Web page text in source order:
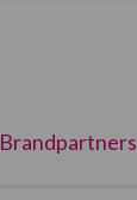
Brandpartners